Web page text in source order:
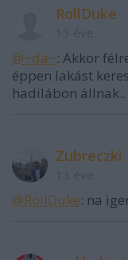
RollDuke
@~dá~: Akkor
éppen lakást
hadilábon állnak..
Zubreczki
@RollDuke: na